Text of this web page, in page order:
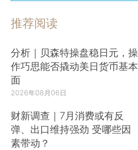
推荐阅读
分析｜贝森特操盘稳日元，操
作巧思能否撬动美日货币基本
面
2026年08月06日
财新调查｜7月消费或有反
弹、出口维持强劲 受哪些因
素带动？